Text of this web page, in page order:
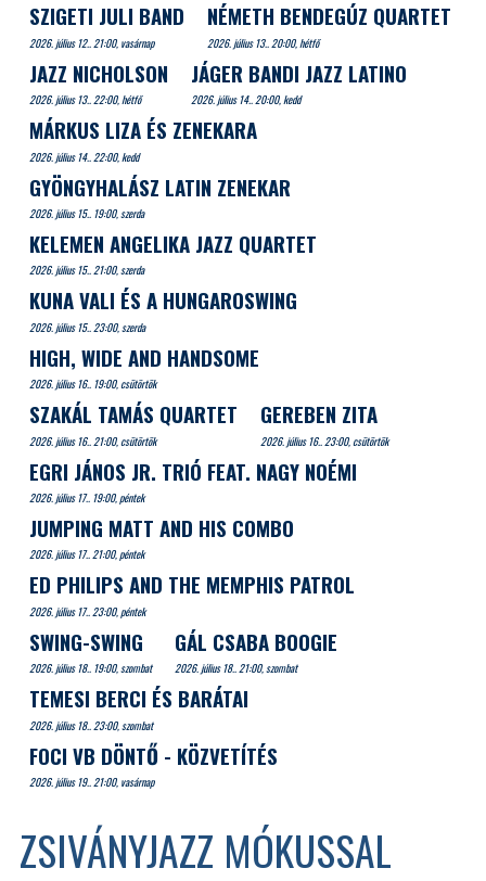
ZSIVÁNYJAZZ MÓKUSSAL
SZIGETI JULI BAND
2026. július 12.. 21:00, vasárnap
NÉMETH BENDEGÚZ QUARTET
2026. július 13.. 20:00, hétfő
JAZZ NICHOLSON
2026. július 13.. 22:00, hétfő
JÁGER BANDI JAZZ LATINO
2026. július 14.. 20:00, kedd
MÁRKUS LIZA ÉS ZENEKARA
2026. július 14.. 22:00, kedd
GYÖNGYHALÁSZ LATIN ZENEKAR
2026. július 15.. 19:00, szerda
KELEMEN ANGELIKA JAZZ QUARTET
2026. július 15.. 21:00, szerda
KUNA VALI ÉS A HUNGAROSWING
2026. július 15.. 23:00, szerda
HIGH, WIDE AND HANDSOME
2026. július 16.. 19:00, csütörtök
SZAKÁL TAMÁS QUARTET
2026. július 16.. 21:00, csütörtök
GEREBEN ZITA
2026. július 16.. 23:00, csütörtök
EGRI JÁNOS JR. TRIÓ FEAT. NAGY NOÉMI
2026. július 17.. 19:00, péntek
JUMPING MATT AND HIS COMBO
2026. július 17.. 21:00, péntek
ED PHILIPS AND THE MEMPHIS PATROL
2026. július 17.. 23:00, péntek
SWING-SWING
2026. július 18.. 19:00, szombat
GÁL CSABA BOOGIE
2026. július 18.. 21:00, szombat
TEMESI BERCI ÉS BARÁTAI
2026. július 18.. 23:00, szombat
FOCI VB DÖNTŐ - KÖZVETÍTÉS
2026. július 19.. 21:00, vasárnap